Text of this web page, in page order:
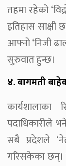
तहमा रहेको
इतिहास साक्षी
आफ्नो ‘निजी
सुरुवात हुन्छ।
४. बागमती बाहेक
पदाधिकारीले
सबै प्रदेशले
गरिसकेका छन्।